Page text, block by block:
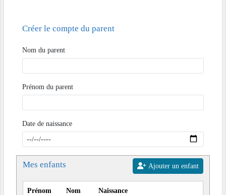
Créer le compte du parent
Nom du parent
Prénom du parent
Date de naissance
Mes enfants Ajouter un enfant
Prénom Nom Naissance